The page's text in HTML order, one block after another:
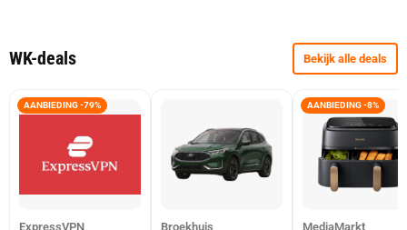
WK-deals Bekijk alle deals
AANBIEDING -79%
ExpressVPN Broekhuis
AANBIEDING -8%
MediaMarkt